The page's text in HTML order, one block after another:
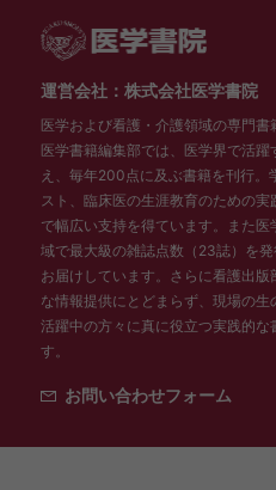
運営会社：株式会社医学書院
医学および看護・介護領域の専門書
医学書籍編集部では、医学界で活
え、毎年200点に及ぶ書籍を刊行。
スト、臨床医の生涯教育のための
で幅広い支持を得ています。また
域で最大級の雑誌点数（23誌）を
お届けしています。さらに看護出版
な情報提供にとどまらず、現場の
活躍中の方々に真に役立つ実践的な
す。
お問い合わせフォーム